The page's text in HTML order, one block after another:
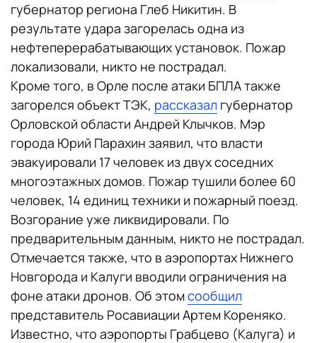
губернатор региона Глеб Никитин. В
результате удара загорелась одна из
нефтеперерабатывающих установок. Пожар
локализовали, никто не пострадал.
Кроме того, в Орле после атаки БПЛА также
загорелся объект ТЭК, рассказал губернатор
Орловской области Андрей Клычков. Мэр
города Юрий Парахин заявил, что власти
эвакуировали 17 человек из двух соседних
многоэтажных домов. Пожар тушили более 60
человек, 14 единиц техники и пожарный поезд.
Возгорание уже ликвидировали. По
предварительным данным, никто не пострадал.
Отмечается также, что в аэропортах Нижнего
Новгорода и Калуги вводили ограничения на
фоне атаки дронов. Об этомсообщил
представитель Росавиации Артем Кореняко.
Известно, что аэропорты Грабцево (Калуга) и